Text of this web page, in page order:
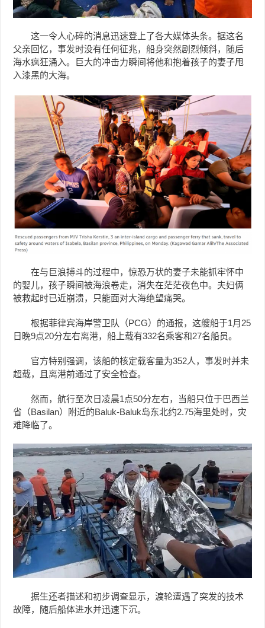
这一令人心碎的消息迅速登上了各大媒体头条。据这名
父亲回忆，事发时没有任何征兆，船身突然剧烈倾斜，随后
海水疯狂涌入。巨大的冲击力瞬间将他和抱着孩子的妻子甩
入漆黑的大海。
在与巨浪搏斗的过程中，惊恐万状的妻子未能抓牢怀中
的婴儿，孩子瞬间被海浪卷走，消失在茫茫夜色中。夫妇俩
被救起时已近崩溃，只能面对大海绝望痛哭。
根据菲律宾海岸警卫队（PCG）的通报，这艘船于1月25
日晚9点20分左右离港，船上载有332名乘客和27名船员。
官方特别强调，该船的核定载客量为352人，事发时并未
超载，且离港前通过了安全检查。
然而，航行至次日凌晨1点50分左右，当船只位于巴西兰
省（Basilan）附近的Baluk-Baluk岛东北约2.75海里处时，灾
难降临了。
据生还者描述和初步调查显示，渡轮遭遇了突发的技术
故障，随后船体进水并迅速下沉。